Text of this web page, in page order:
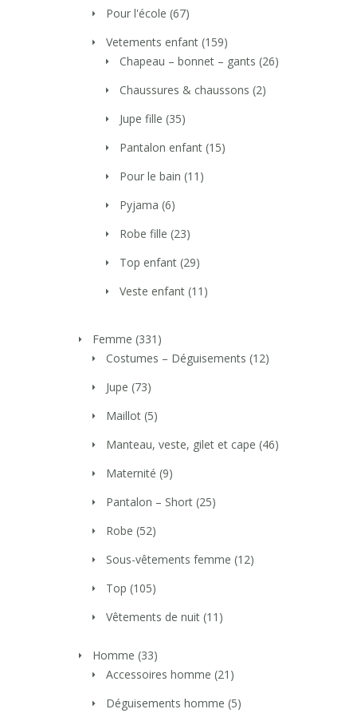
Pour l'école (67)
Vetements enfant (159)
Chapeau – bonnet – gants (26)
Chaussures & chaussons (2)
Jupe fille (35)
Pantalon enfant (15)
Pour le bain (11)
Pyjama (6)
Robe fille (23)
Top enfant (29)
Veste enfant (11)
Femme (331)
Costumes – Déguisements (12)
Jupe (73)
Maillot (5)
Manteau, veste, gilet et cape (46)
Maternité (9)
Pantalon – Short (25)
Robe (52)
Sous-vêtements femme (12)
Top (105)
Vêtements de nuit (11)
Homme (33)
Accessoires homme (21)
Déguisements homme (5)